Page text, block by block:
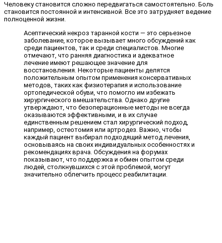
Человеку становится сложно передвигаться самостоятельно. Боль
становится постоянной и интенсивной. Все это затрудняет ведение
полноценной жизни.
Асептический некроз таранной кости — это серьезное
заболевание, которое вызывает много обсуждений как
среди пациентов, так и среди специалистов. Многие
отмечают, что ранняя диагностика и адекватное
лечение имеют решающее значение для
восстановления. Некоторые пациенты делятся
положительным опытом применения консервативных
методов, таких как физиотерапия и использование
ортопедической обуви, что помогло им избежать
хирургического вмешательства. Однако другие
утверждают, что безоперационные методы не всегда
оказываются эффективными, и в их случае
единственным решением стал хирургический подход,
например, остеотомия или артродез. Важно, чтобы
каждый пациент выбирал подходящий метод лечения,
основываясь на своих индивидуальных особенностях и
рекомендациях врача. Обсуждения на форумах
показывают, что поддержка и обмен опытом среди
людей, столкнувшихся с этой проблемой, могут
значительно облегчить процесс реабилитации.